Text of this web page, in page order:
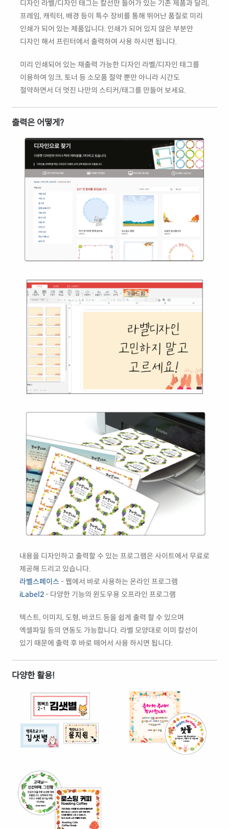
디자인 라벨/디자인 태그는 칼선만 들어가 있는 기존 제품과 달리,
프레임, 캐릭터, 배경 등이 특수 장비를 통해 뛰어난 품질로 미리
인쇄가 되어 있는 제품입니다. 인쇄가 되어 있지 않은 부분만
디자인 해서 프린터에서 출력하여 사용 하시면 됩니다.
미리 인쇄되어 있는 재출력 가능한 디자인 라벨/디자인 태그를
이용하여 잉크, 토너 등 소모품 절약 뿐만 아니라 시간도
절약하면서 더 멋진 나만의 스티커/태그를 만들어 보세요.
출력은 어떻게?
내용을 디자인하고 출력할 수 있는 프로그램은 사이트에서 무료로
제공해 드리고 있습니다.
라벨스페이스 - 웹에서 바로 사용하는 온라인 프로그램
iLabel2- 다양한 기능의 윈도우용 오프라인 프로그램
텍스트, 이미지, 도형, 바코드 등을 쉽게 출력 할 수 있으며
엑셀파일 등의 연동도 가능합니다. 라벨 모양대로 이미 칼선이
있기 때문에 출력 후 바로 떼어서 사용 하시면 됩니다.
다양한 활용!